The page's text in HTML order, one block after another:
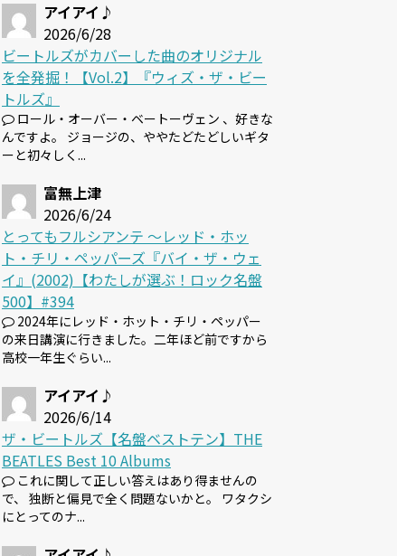
アイアイ♪
2026/6/28
ビートルズがカバーした曲のオリジナル
を全発掘！【Vol.2】『ウィズ・ザ・ビー
トルズ』
ロール・オーバー・ベートーヴェン 、好きな
んですよ。 ジョージの、ややたどたどしいギタ
ーと初々しく...
富無上津
2026/6/24
とってもフルシアンテ 〜レッド・ホッ
ト・チリ・ペッパーズ『バイ・ザ・ウェ
イ』(2002)【わたしが選ぶ！ロック名盤
500】#394
2024年にレッド・ホット・チリ・ペッパー
の来日講演に行きました。二年ほど前ですから
高校一年生ぐらい...
アイアイ♪
2026/6/14
ザ・ビートルズ【名盤ベストテン】THE
BEATLES Best 10 Albums
これに関して正しい答えはあり得ませんの
で、 独断と偏見で全く問題ないかと。 ワタクシ
にとってのナ...